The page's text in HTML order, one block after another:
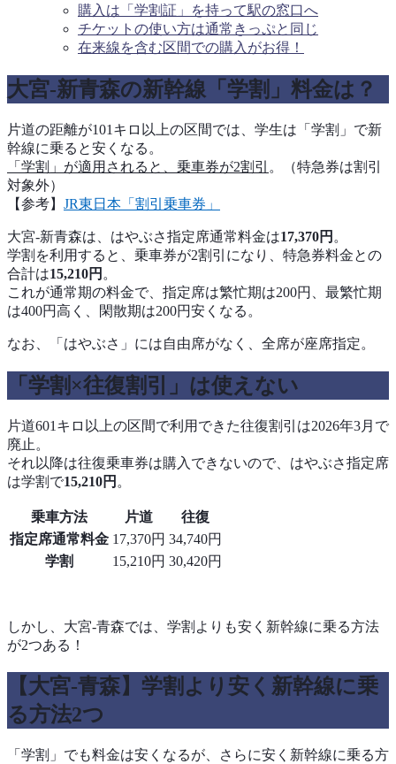
購入は「学割証」を持って駅の窓口へ
チケットの使い方は通常きっぷと同じ
在来線を含む区間での購入がお得！
大宮‐新青森の新幹線「学割」料金は？
片道の距離が101キロ以上の区間では、学生は「学割」で新
幹線に乗ると安くなる。
「学割」が適用されると、乗車券が2割引 。（特急券は割引
対象外）
【参考】 JR東日本「割引乗車券」
大宮‐新青森は、はやぶさ指定席通常料金は17,370円 。
学割を利用すると、乗車券が2割引になり、特急券料金との
合計は15,210円 。
これが通常期の料金で、指定席は繁忙期は200円、最繁忙期
は400円高く、閑散期は200円安くなる。
なお、「はやぶさ」には自由席がなく、全席が座席指定。
「学割×往復割引」は使えない
片道601キロ以上の区間で利用できた往復割引は2026年3月で
廃止。
それ以降は往復乗車券は購入できないので、はやぶさ指定席
は学割で15,210円 。
乗車方法 片道
往復
指定席通常料金 17,370円 34,740円
学割
15,210円 30,420円
しかし、大宮-青森では、学割よりも安く新幹線に乗る方法
が2つある！
【大宮‐青森】学割より安く新幹線に乗
る方法2つ
「学割」でも料金は安くなるが、さらに安く新幹線に乗る方